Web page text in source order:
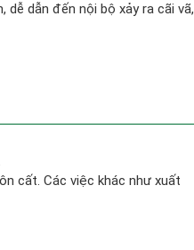
dễ dẫn đến nội bộ xảy ra cãi vã,
cất. Các việc khác như xuất